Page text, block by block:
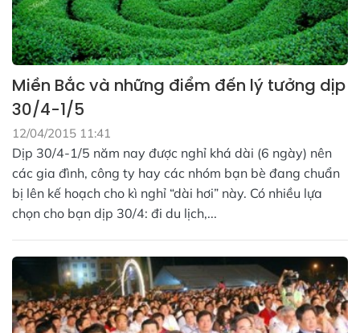
Miền Bắc và những điểm đến lý tưởng dịp
30/4-1/5
12/04/2015 11:41
Dịp 30/4-1/5 năm nay được nghỉ khá dài (6 ngày) nên
các gia đình, công ty hay các nhóm bạn bè đang chuẩn
bị lên kế hoạch cho kì nghỉ “dài hơi” này. Có nhiều lựa
chọn cho bạn dịp 30/4: đi du lịch,...